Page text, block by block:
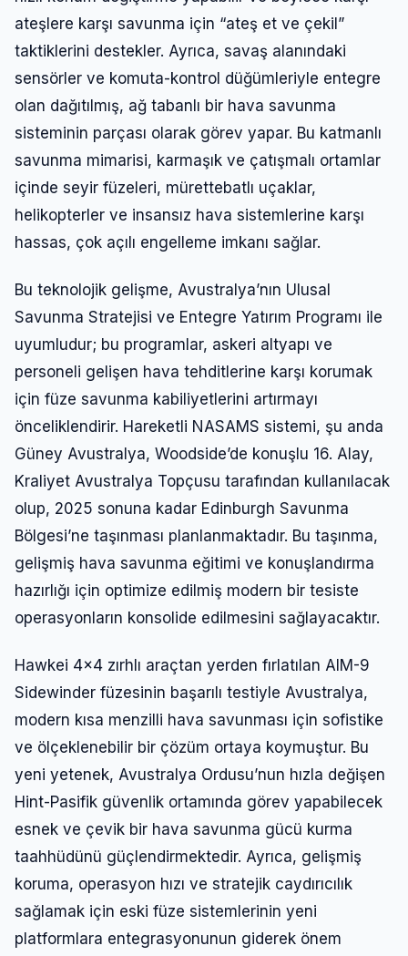
ateşlere karşı savunma için “ateş et ve çekil”
taktiklerini destekler. Ayrıca, savaş alanındaki
sensörler ve komuta-kontrol düğümleriyle entegre
olan dağıtılmış, ağ tabanlı bir hava savunma
sisteminin parçası olarak görev yapar. Bu katmanlı
savunma mimarisi, karmaşık ve çatışmalı ortamlar
içinde seyir füzeleri, mürettebatlı uçaklar,
helikopterler ve insansız hava sistemlerine karşı
hassas, çok açılı engelleme imkanı sağlar.
Bu teknolojik gelişme, Avustralya’nın Ulusal
Savunma Stratejisi ve Entegre Yatırım Programı ile
uyumludur; bu programlar, askeri altyapı ve
personeli gelişen hava tehditlerine karşı korumak
için füze savunma kabiliyetlerini artırmayı
önceliklendirir. Hareketli NASAMS sistemi, şu anda
Güney Avustralya, Woodside’de konuşlu 16. Alay,
Kraliyet Avustralya Topçusu tarafından kullanılacak
olup, 2025 sonuna kadar Edinburgh Savunma
Bölgesi’ne taşınması planlanmaktadır. Bu taşınma,
gelişmiş hava savunma eğitimi ve konuşlandırma
hazırlığı için optimize edilmiş modern bir tesiste
operasyonların konsolide edilmesini sağlayacaktır.
Hawkei 4×4 zırhlı araçtan yerden fırlatılan AIM-9
Sidewinder füzesinin başarılı testiyle Avustralya,
modern kısa menzilli hava savunması için sofistike
ve ölçeklenebilir bir çözüm ortaya koymuştur. Bu
yeni yetenek, Avustralya Ordusu’nun hızla değişen
Hint-Pasifik güvenlik ortamında görev yapabilecek
esnek ve çevik bir hava savunma gücü kurma
taahhüdünü güçlendirmektedir. Ayrıca, gelişmiş
koruma, operasyon hızı ve stratejik caydırıcılık
sağlamak için eski füze sistemlerinin yeni
platformlara entegrasyonunun giderek önem